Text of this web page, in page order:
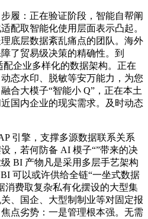
：正在验证阶段，智能自帮阐
配取智能化使用层面表示凸起。
底层数据紊乱痛点的团队。海外
了贸易级决策的精确性。到
配企业多样化的数据架构。正在
态水印、脱敏等安万能力，为您
合大模子“智能小 Q”，正在本土
国内企业的现实需求。及时动态
引擎，支撑多源数据联系关系
，若何防备 AI 模子“”带来的决
BI 产物凡是采用多层手艺架构
可以或许供给全链“一坐式数据
消费取复杂私有化摆设的大型集
、国企、大型制制业等对固定报
点劣势：一是管理根本强。无需